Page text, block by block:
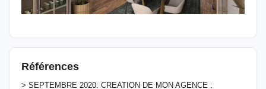
Références
> SEPTEMBRE 2020: CREATION DE MON AGENCE :